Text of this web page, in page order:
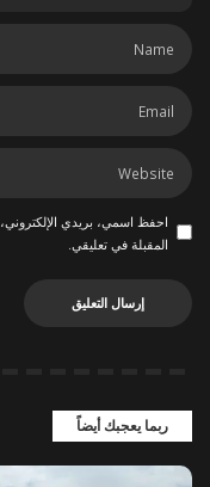
احفظ اسمي، بريدي
المقبلة في تعليقي.
ربما يعجبك أيضاً